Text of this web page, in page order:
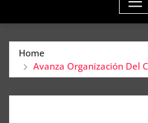
Home
Avanza Organización Del